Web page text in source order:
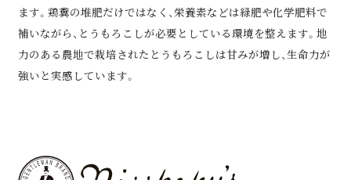
ます。鶏糞の堆肥だけではなく、栄養素などは緑肥や化学肥料で
補いながら、とうもろこしが必要としている環境を整えます。地
力のある農地で栽培されたとうもろこしは甘みが増し、生命力が
強いと実感しています。